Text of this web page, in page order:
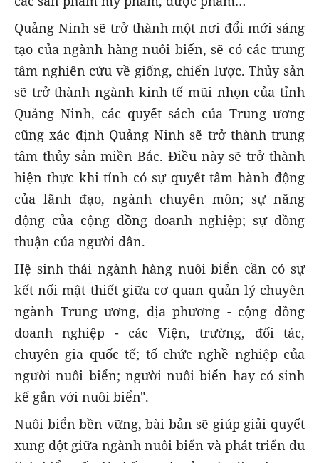
Quảng Ninh sẽ trở thành một nơi đổi mới sáng
tạo của ngành hàng nuôi biển, sẽ có các trung
tâm nghiên cứu về giống, chiến lược. Thủy sản
sẽ trở thành ngành kinh tế mũi nhọn của tỉnh
Quảng Ninh, các quyết sách của Trung ương
cũng xác định Quảng Ninh sẽ trở thành trung
tâm thủy sản miền Bắc. Điều này sẽ trở thành
hiện thực khi tỉnh có sự quyết tâm hành động
của lãnh đạo, ngành chuyên môn; sự năng
động của cộng đồng doanh nghiệp; sự đồng
thuận của người dân.
Hệ sinh thái ngành hàng nuôi biển cần có sự
kết nối mật thiết giữa cơ quan quản lý chuyên
ngành Trung ương, địa phương - cộng đồng
doanh nghiệp - các Viện, trường, đối tác,
chuyên gia quốc tế; tổ chức nghề nghiệp của
người nuôi biển; người nuôi biển hay có sinh
kế gắn với nuôi biển".
Nuôi biển bền vững, bài bản sẽ giúp giải quyết
xung đột giữa ngành nuôi biển và phát triển du